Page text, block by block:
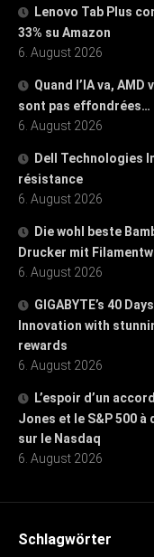
Lenovo Tab Plus
33% su Amazon
6. August 2026
Quand l’IA va,
sont pas effondrées…
6. August 2026
Dell Technologies
résistance
6. August 2026
Die wohl beste
Drucker mit
6. August 2026
GIGABYTE’s 40
Innovation with
rewards
6. August 2026
L’espoir d’un
Jones et le S&P 500 à
sur le Nasdaq
6. August 2026
Schlagwörter